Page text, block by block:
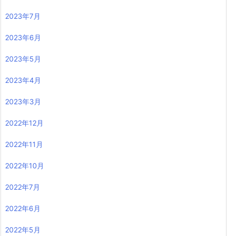
2023年7月
2023年6月
2023年5月
2023年4月
2023年3月
2022年12月
2022年11月
2022年10月
2022年7月
2022年6月
2022年5月